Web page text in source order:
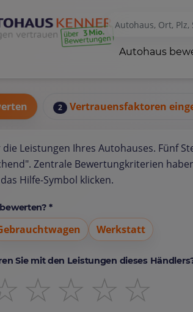
Autohaus
2 Vertrauensfaktoren
die Leistungen Ihres Autohauses. Fünf
Zentrale Bewertungkriterien
Hilfe-Symbol klicken.
*
Werkstatt
Sie mit den Leistungen dieses
☆
☆
☆
☆